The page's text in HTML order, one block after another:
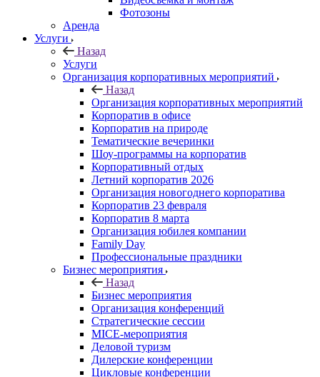
Фотозоны
Аренда
Услуги
Назад
Услуги
Организация корпоративных мероприятий
Назад
Организация корпоративных мероприятий
Корпоратив в офисе
Корпоратив на природе
Тематические вечеринки
Шоу-программы на корпоратив
Корпоративный отдых
Летний корпоратив 2026
Организация новогоднего корпоратива
Корпоратив 23 февраля
Корпоратив 8 марта
Организация юбилея компании
Family Day
Профессиональные праздники
Бизнес мероприятия
Назад
Бизнес мероприятия
Организация конференций
Стратегические сессии
MICE-мероприятия
Деловой туризм
Дилерские конференции
Цикловые конференции